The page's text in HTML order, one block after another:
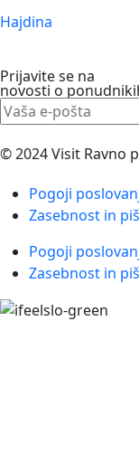
Hajdina
Prijavite se na
novosti o
© 2024 Visit Ravno
Pogoji
Zasebnost in
Pogoji
Zasebnost in